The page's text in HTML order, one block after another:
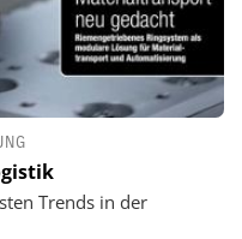
Trends in der